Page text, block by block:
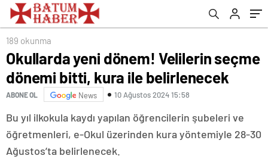
189 okunma
Okullarda yeni dönem! Velilerin seçme
dönemi bitti, kura ile belirlenecek
ABONE OL News 10 Ağustos 2024 15:58
Bu yıl ilkokula kaydı yapılan öğrencilerin şubeleri ve
öğretmenleri, e-Okul üzerinden kura yöntemiyle 28-30
Ağustos’ta belirlenecek.